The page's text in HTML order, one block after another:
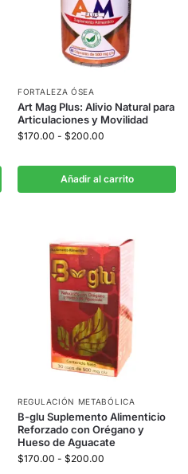
FORTALEZA ÓSEA
Art Mag Plus: Alivio Natural para
Articulaciones y Movilidad
$170.00 - $200.00
Añadir al carrito
REGULACIÓN METABÓLICA
B-glu Suplemento Alimenticio
Reforzado con Orégano y
Hueso de Aguacate
$170.00 - $200.00